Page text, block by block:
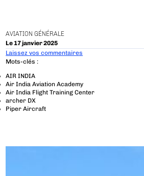
AVIATION GÉNÉRALE
Le 17 janvier 2025
Laissez vos commentaires
Mots-clés :
AIR INDIA
Air India Aviation Academy
Air India Flight Training Center
archer DX
Piper Aircraft